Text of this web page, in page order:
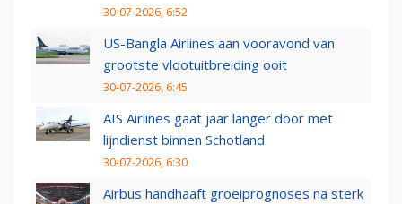
30-07-2026, 6:52
US-Bangla Airlines aan vooravond van
grootste vlootuitbreiding ooit
30-07-2026, 6:45
AIS Airlines gaat jaar langer door met
lijndienst binnen Schotland
30-07-2026, 6:30
Airbus handhaaft groeiprognoses na sterk